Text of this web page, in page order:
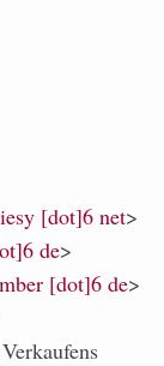
[dot]6 net>
de>
[dot]6 de>